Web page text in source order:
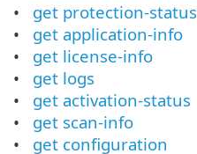
get protection-status
get application-info
get license-info
get logs
get activation-status
get scan-info
get configuration